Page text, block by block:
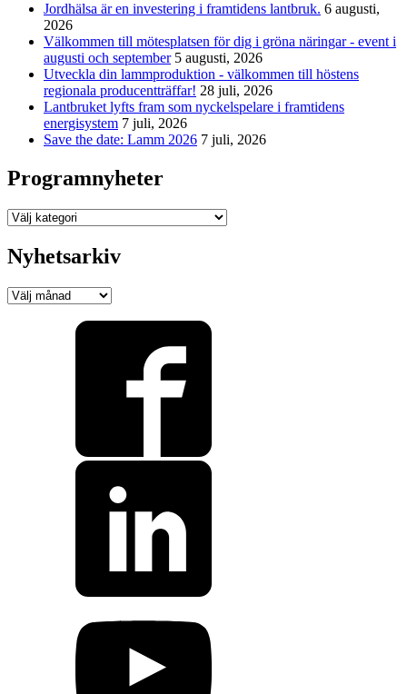
Jordhälsa är en investering i framtidens lantbruk. 6 augusti,
2026
Välkommen till mötesplatsen för dig i gröna näringar - event i
augusti och september 5 augusti, 2026
Utveckla din lammproduktion - välkommen till höstens
regionala producentträffar! 28 juli, 2026
Lantbruket lyfts fram som nyckelspelare i framtidens
energisystem 7 juli, 2026
Save the date: Lamm 2026 7 juli, 2026
Programnyheter
Programnyheter
Nyhetsarkiv
Nyhetsarkiv